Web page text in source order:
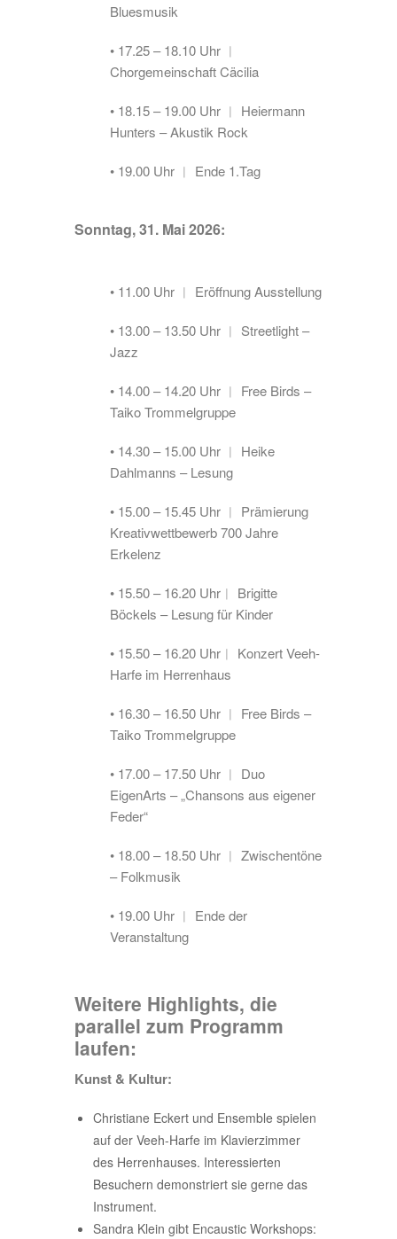
Bluesmusik
• 17.25 – 18.10 Uhr ︱
Chorgemeinschaft Cäcilia
• 18.15 – 19.00 Uhr ︱ Heiermann
Hunters – Akustik Rock
• 19.00 Uhr ︱ Ende 1.Tag
Sonntag, 31. Mai 2026:
• 11.00 Uhr ︱ Eröffnung Ausstellung
• 13.00 – 13.50 Uhr ︱ Streetlight –
Jazz
• 14.00 – 14.20 Uhr ︱ Free Birds –
Taiko Trommelgruppe
• 14.30 – 15.00 Uhr ︱ Heike
Dahlmanns – Lesung
• 15.00 – 15.45 Uhr ︱ Prämierung
Kreativwettbewerb 700 Jahre
Erkelenz
• 15.50 – 16.20 Uhr︱ Brigitte
Böckels – Lesung für Kinder
• 15.50 – 16.20 Uhr︱ Konzert Veeh-
Harfe im Herrenhaus
• 16.30 – 16.50 Uhr ︱ Free Birds –
Taiko Trommelgruppe
• 17.00 – 17.50 Uhr ︱ Duo
EigenArts – „Chansons aus eigener
Feder“
• 18.00 – 18.50 Uhr ︱ Zwischentöne
– Folkmusik
• 19.00 Uhr ︱ Ende der
Veranstaltung
Weitere Highlights, die
parallel zum Programm
laufen:
Kunst & Kultur:
Christiane Eckert und Ensemble spielen
auf der Veeh-Harfe im Klavierzimmer
des Herrenhauses. Interessierten
Besuchern demonstriert sie gerne das
Instrument.
Sandra Klein gibt Encaustic Workshops: